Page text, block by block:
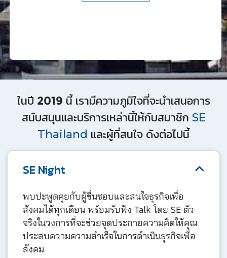
ในปี 2019 นี้ เรามีความภูมิใจที่จะนำเสนอการ
สนับสนุนและบริการเหล่านี้ให้กับสมาชิก SE
Thailand และผู้ที่สนใจ ดังต่อไปนี้
SE Night
พบปะพูดคุยกับผู้ชื่นชอบและสนใจธุรกิจเพื่อ
สังคมได้ทุกเดือน พร้อมรับฟัง Talk โดย SE ตัว
จริงในวงการที่จะช่วยจุดประกายความคิดให้คุณ
ประสบความความสำเร็จในการดำเนินธุรกิจเพื่อ
สังคม